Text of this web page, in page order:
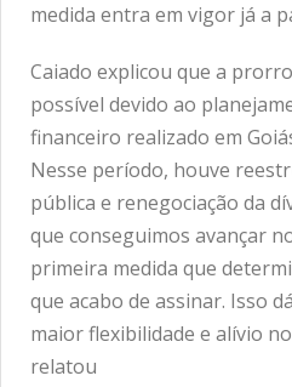
medida entra em vigor já a
Caiado explicou que a
possível devido ao
financeiro realizado em
Nesse período, houve
pública e renegociação da
que conseguimos avançar
primeira medida que
que acabo de assinar. Isso
maior flexibilidade e alívio
relatou